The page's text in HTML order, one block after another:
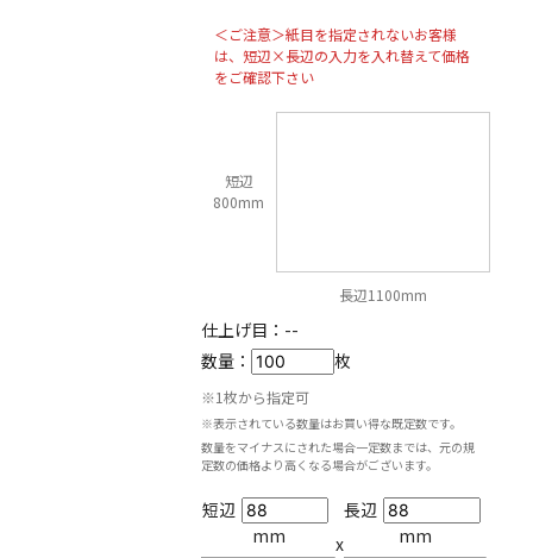
＜ご注意＞紙目を指定されないお客様
は、短辺×長辺の入力を入れ替えて価格
をご確認下さい
短辺
800mm
長辺1100mm
仕上げ目： --
数量：
枚
※1枚から指定可
※表示されている数量はお買い得な既定数です。
数量をマイナスにされた場合一定数までは、元の規
定数の価格より高くなる場合がございます。
短辺
mm
x
長辺
mm